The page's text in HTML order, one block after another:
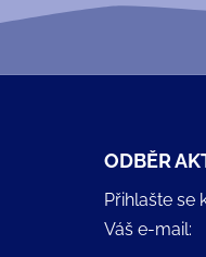
ODBĚR
Přihlašte se
Váš e-mail: